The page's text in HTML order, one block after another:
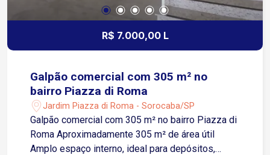
R$ 7.000,00 L
Galpão comercial com 305 m² no
bairro Piazza di Roma
Jardim Piazza di Roma - Sorocaba/SP
Galpão comercial com 305 m² no bairro Piazza di
Roma Aproximadamente 305 m² de área útil
Amplo espaço interno, ideal para depósitos,